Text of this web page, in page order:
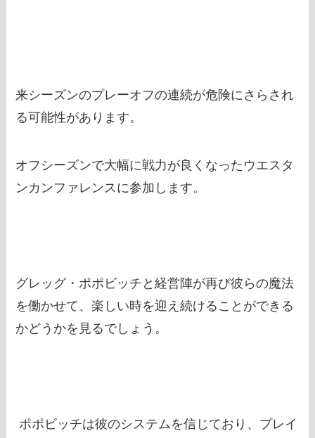
来シーズンのプレーオフの連続が危険にさらされ
る可能性があります。
オフシーズンで大幅に戦力が良くなったウエスタ
ンカンファレンスに参加します。
グレッグ・ポポビッチと経営陣が再び彼らの魔法
を働かせて、楽しい時を迎え続けることができる
かどうかを見るでしょう。
ポポビッチは彼のシステムを信じており、プレイ